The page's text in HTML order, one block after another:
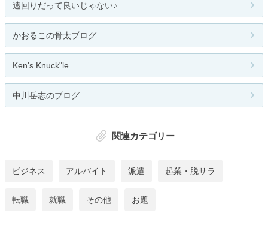
遠回りだって良いじゃない♪
かおるこの骨太ブログ
Ken's Knuck"le
中川岳志のブログ
関連カテゴリー
ビジネス アルバイト 派遣 起業・脱サラ
転職 就職 その他 お題